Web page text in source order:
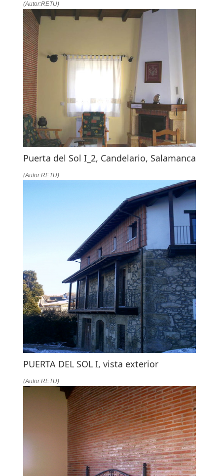
(Autor:RETU)
Puerta del Sol I_2, Candelario, Salamanca
(Autor:RETU)
PUERTA DEL SOL I, vista exterior
(Autor:RETU)